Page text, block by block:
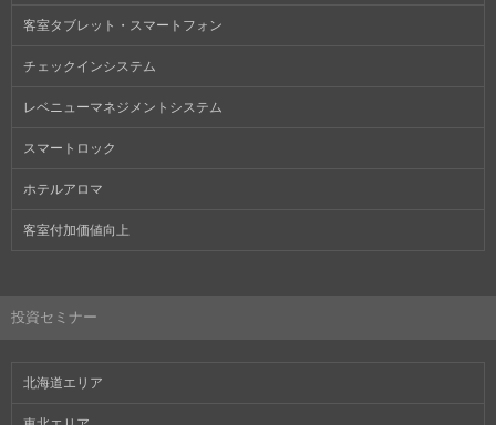
客室タブレット・スマートフォン
チェックインシステム
レベニューマネジメントシステム
スマートロック
ホテルアロマ
客室付加価値向上
投資セミナー
北海道エリア